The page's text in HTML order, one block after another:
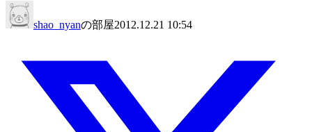
shao_nyanの部屋2012.12.21 10:54